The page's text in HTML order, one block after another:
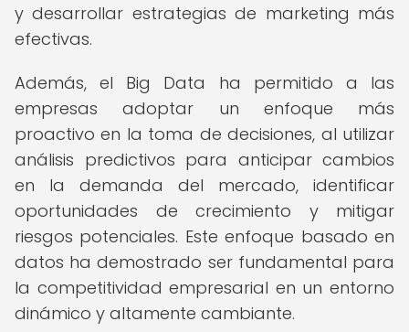
y desarrollar estrategias de marketing más
efectivas.
Además, el Big Data ha permitido a las
empresas adoptar un enfoque más
proactivo en la toma de decisiones, al utilizar
análisis predictivos para anticipar cambios
en la demanda del mercado, identificar
oportunidades de crecimiento y mitigar
riesgos potenciales. Este enfoque basado en
datos ha demostrado ser fundamental para
la competitividad empresarial en un entorno
dinámico y altamente cambiante.